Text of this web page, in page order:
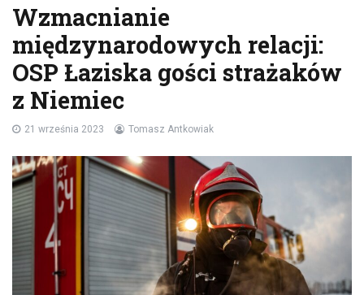
Wzmacnianie
międzynarodowych relacji:
OSP Łaziska gości strażaków
z Niemiec
21 września 2023 Tomasz Antkowiak